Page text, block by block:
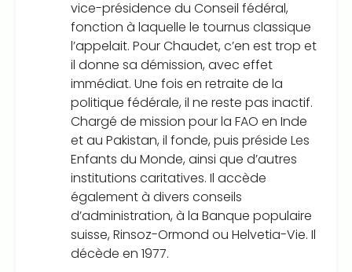
vice-présidence du Conseil fédéral,
fonction à laquelle le tournus classique
l’appelait. Pour Chaudet, c’en est trop et
il donne sa démission, avec effet
immédiat. Une fois en retraite de la
politique fédérale, il ne reste pas inactif.
Chargé de mission pour la FAO en Inde
et au Pakistan, il fonde, puis préside Les
Enfants du Monde, ainsi que d’autres
institutions caritatives. Il accède
également à divers conseils
d’administration, à la Banque populaire
suisse, Rinsoz-Ormond ou Helvetia-Vie. Il
décède en 1977.